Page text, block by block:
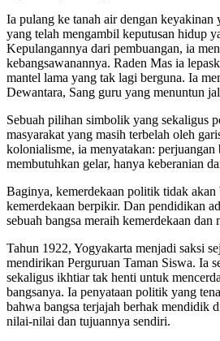
Ia pulang ke tanah air dengan keyakinan
yang telah mengambil keputusan hidup
Kepulangannya dari pembuangan, ia
kebangsawanannya. Raden Mas ia
mantel lama yang tak lagi berguna. Ia
Dewantara, Sang guru yang menuntun
Sebuah pilihan simbolik yang sekaligus
masyarakat yang masih terbelah oleh
kolonialisme, ia menyatakan: perjuangan
membutuhkan gelar, hanya keberanian
Baginya, kemerdekaan politik tidak akan
kemerdekaan berpikir. Dan pendidikan
sebuah bangsa meraih kemerdekaan dan
Tahun 1922, Yogyakarta menjadi saksi
mendirikan Perguruan Taman Siswa. Ia
sekaligus ikhtiar tak henti untuk
bangsanya. Ia penyataan politik yang
bahwa bangsa terjajah berhak mendidik
nilai-nilai dan tujuannya sendiri.